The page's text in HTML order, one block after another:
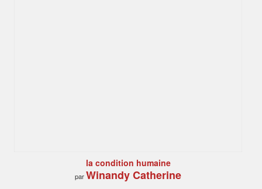
la condition humaine
parWinandy Catherine